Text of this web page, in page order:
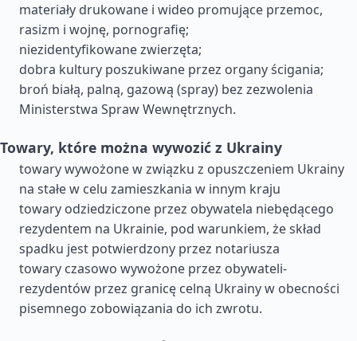
materiały drukowane i wideo promujące przemoc,
rasizm i wojnę, pornografię;
niezidentyfikowane zwierzęta;
dobra kultury poszukiwane przez organy ścigania;
broń białą, palną, gazową (spray) bez zezwolenia
Ministerstwa Spraw Wewnętrznych.
Towary, które można wywozić z Ukrainy
towary wywożone w związku z opuszczeniem Ukrainy
na stałe w celu zamieszkania w innym kraju
towary odziedziczone przez obywatela niebędącego
rezydentem na Ukrainie, pod warunkiem, że skład
spadku jest potwierdzony przez notariusza
towary czasowo wywożone przez obywateli-
rezydentów przez granicę celną Ukrainy w obecności
pisemnego zobowiązania do ich zwrotu.